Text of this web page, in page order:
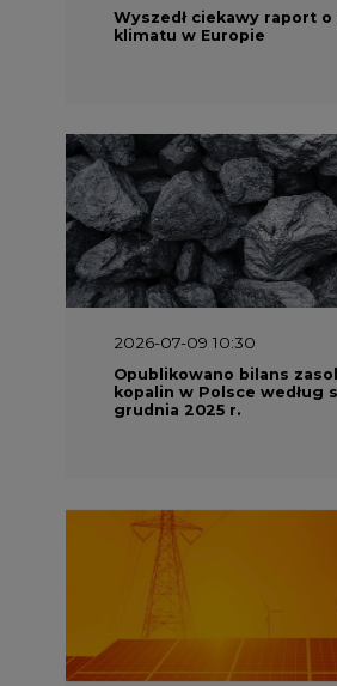
Wyszedł ciekawy raport o
klimatu w Europie
2026-07-09 10:30
Opublikowano bilans
kopalin w Polsce według
grudnia 2025 r.